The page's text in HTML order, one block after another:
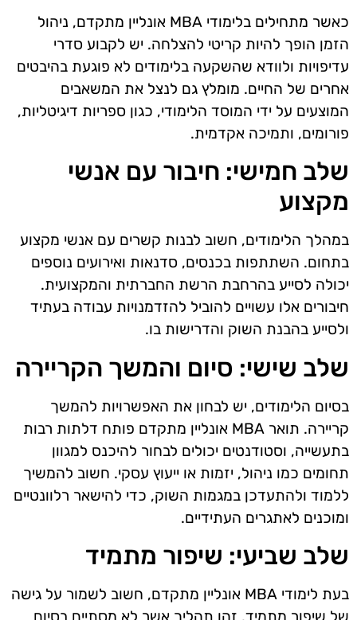
כאשר מתחילים בלימודי MBA אונליין מתקדם, ניהול
הזמן הופך להיות קריטי להצלחה. יש לקבוע סדרי
עדיפויות ולוודא שהשקעה בלימודים לא פוגעת בהיבטים
אחרים של החיים. מומלץ גם לנצל את המשאבים
המוצעים על ידי המוסד הלימודי, כגון ספריות דיגיטליות,
פורומים, ותמיכה אקדמית.
שלב חמישי: חיבור עם אנשי
מקצוע
במהלך הלימודים, חשוב לבנות קשרים עם אנשי מקצוע
בתחום. השתתפות בכנסים, סדנאות ואירועים נוספים
יכולה לסייע בהרחבת הרשת החברתית והמקצועית.
חיבורים אלו עשויים להוביל להזדמנויות עבודה בעתיד
ולסייע בהבנת השוק והדרישות בו.
שלב שישי: סיום והמשך הקריירה
בסיום הלימודים, יש לבחון את האפשרויות להמשך
קריירה. תואר MBA אונליין מתקדם פותח דלתות רבות
בתעשייה, וסטודנטים יכולים לבחור להיכנס למגוון
תחומים כמו ניהול, יזמות או ייעוץ עסקי. חשוב להמשיך
ללמוד ולהתעדכן במגמות השוק, כדי להישאר רלוונטיים
ומוכנים לאתגרים העתידיים.
שלב שביעי: שיפור מתמיד
בעת לימודי MBA אונליין מתקדם, חשוב לשמור על גישה